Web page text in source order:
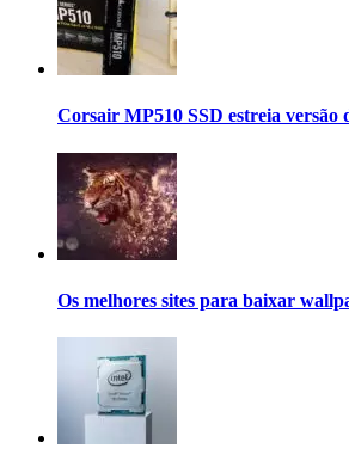
Corsair MP510 SSD estreia versão
Os melhores sites para baixar